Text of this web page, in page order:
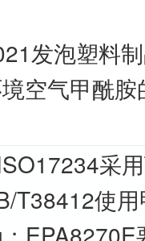
发泡塑料
空气甲酰
采
T38412使